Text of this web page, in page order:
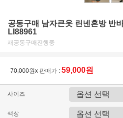
공동구매 남자큰옷 린넨혼방 반
LI88961
재공동구매진행중
70,000원x 판매가 : 59,000원
사이즈
색상